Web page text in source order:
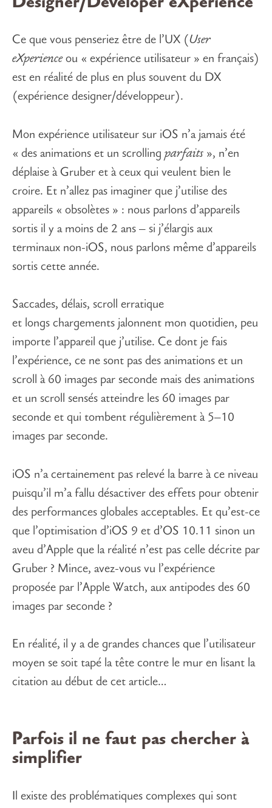
Ce que vous penseriez être de l’UX (User
eXperienceou « expérience utilisateur » en français)
est en réalité de plus en plus souvent du DX
(expérience designer/développeur).
Mon expérience utilisateur sur iOS n’a jamais été
« des animations et un scrolling parfaits », n’en
déplaise à Gruber et à ceux qui veulent bien le
croire. Et n’allez pas imaginer que j’utilise des
appareils « obsolètes » : nous parlons d’appareils
sortis il y a moins de 2 ans – si j’élargis aux
terminaux non-iOS, nous parlons même d’appareils
sortis cette année.
Saccades, délais, scroll erratique
et longs chargements jalonnent mon quotidien, peu
importe l’appareil que j’utilise. Ce dont je fais
l’expérience, ce ne sont pas des animations et un
scroll à 60 images par seconde mais des animations
et un scroll sensés atteindre les 60 images par
seconde et qui tombent régulièrement à 5–10
images par seconde.
iOS n’a certainement pas relevé la barre à ce niveau
puisqu’il m’a fallu désactiver des effets pour obtenir
des performances globales acceptables. Et qu’est-ce
que l’optimisation d’iOS 9 et d’OS 10.11 sinon un
aveu d’Apple que la réalité n’est pas celle décrite par
Gruber ? Mince, avez-vous vu l’expérience
proposée par l’Apple Watch, aux antipodes des 60
images par seconde ?
En réalité, il y a de grandes chances que l’utilisateur
moyen se soit tapé la tête contre le mur en lisant la
citation au début de cet article…
Parfois il ne faut pas chercher à
simplifier
Il existe des problématiques complexes qui sont